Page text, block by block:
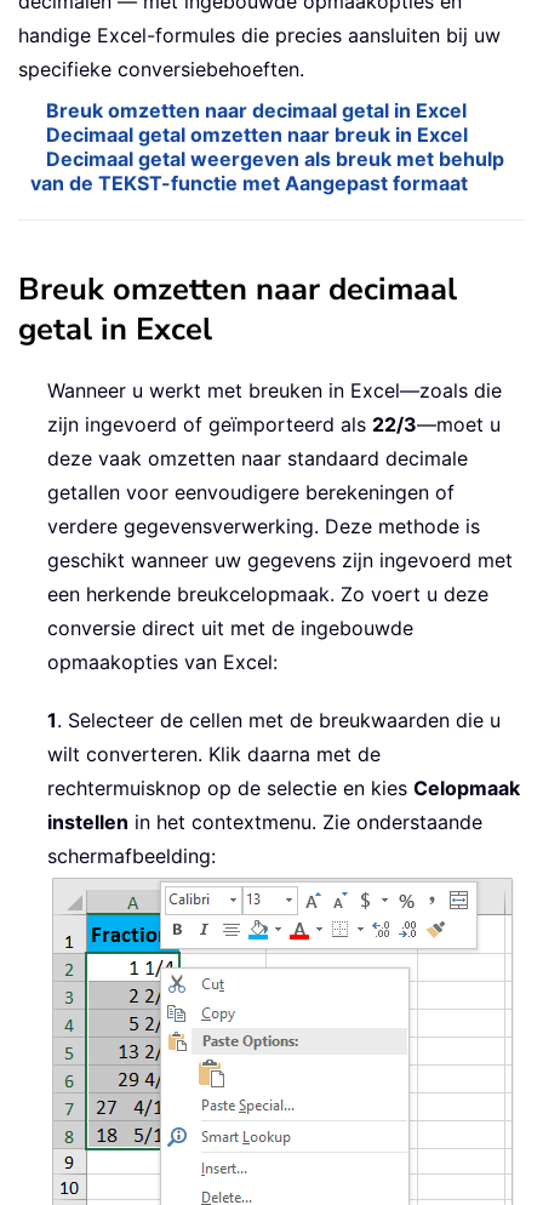
handige Excel-formules die precies aansluiten bij uw
specifieke conversiebehoeften.
Breuk omzetten naar decimaal getal in Excel
Decimaal getal omzetten naar breuk in Excel
Decimaal getal weergeven als breuk met behulp
van de TEKST-functie met Aangepast formaat
Breuk omzetten naar decimaal
getal in Excel
Wanneer u werkt met breuken in Excel—zoals die
zijn ingevoerd of geïmporteerd als 22/3—moet u
deze vaak omzetten naar standaard decimale
getallen voor eenvoudigere berekeningen of
verdere gegevensverwerking. Deze methode is
geschikt wanneer uw gegevens zijn ingevoerd met
een herkende breukcelopmaak. Zo voert u deze
conversie direct uit met de ingebouwde
opmaakopties van Excel:
1. Selecteer de cellen met de breukwaarden die u
wilt converteren. Klik daarna met de
rechtermuisknop op de selectie en kies Celopmaak
instellen in het contextmenu. Zie onderstaande
schermafbeelding: